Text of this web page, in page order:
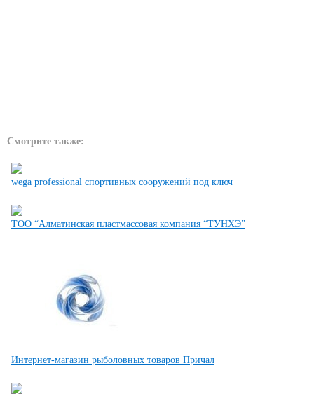
Смотрите также:
wega professional спортивных сооружений под ключ
ТОО “Алматинская пластмассовая компания “ТУНХЭ”
Интернет-магазин рыболовных товаров Причал